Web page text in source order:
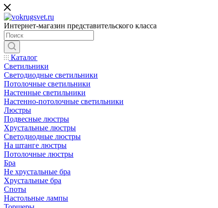
Интернет-магазин представительского класса
Каталог
Светильники
Светодиодные светильники
Потолочные светильники
Настенные светильники
Настенно-потолочные светильники
Люстры
Подвесные люстры
Хрустальные люстры
Светодиодные люстры
На штанге люстры
Потолочные люстры
Бра
Не хрустальные бра
Хрустальные бра
Споты
Настольные лампы